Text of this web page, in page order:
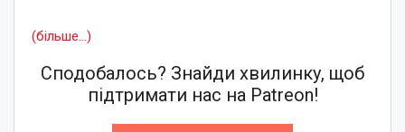
(більше…)
Сподобалось? Знайди хвилинку, щоб
підтримати нас на Patreon!